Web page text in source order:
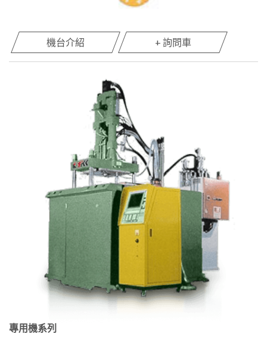
機台介紹 + 詢問車
專用機系列